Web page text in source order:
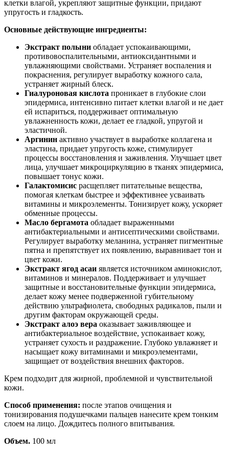
клетки влагой, укрепляют защитные функции, придают
упругость и гладкость.
Основные действующие ингредиенты:
Экстракт полыни обладает успокаивающими,
противовоспалительными, антиоксидантными и
увлажняющими свойствами. Устраняет воспаления и
покраснения, регулирует выработку кожного сала,
устраняет жирный блеск.
Гиалуроновая кислота проникает в глубокие слои
эпидермиса, интенсивно питает клетки влагой и не дает
ей испариться, поддерживает оптимальную
увлажненность кожи, делает ее гладкой, упругой и
эластичной.
Аргинин активно участвует в выработке коллагена и
эластина, придает упругость коже, стимулирует
процессы восстановления и заживления. Улучшает цвет
лица, улучшает микроциркуляцию в тканях эпидермиса,
повышает тонус кожи.
Галактомисис расщепляет питательные вещества,
помогая клеткам быстрее и эффективнее усваивать
витамины и микроэлементы. Тонизирует кожу, ускоряет
обменные процессы.
Масло бергамота обладает выраженными
антибактериальными и антисептическими свойствами.
Регулирует выработку меланина, устраняет пигментные
пятна и препятствует их появлению, выравнивает тон и
цвет кожи.
Экстракт ягод асаи является источником аминокислот,
витаминов и минералов. Поддерживает и улучшает
защитные и восстановительные функции эпидермиса,
делает кожу менее подверженной губительному
действию ультрафиолета, свободных радикалов, пыли и
другим факторам окружающей среды.
Экстракт алоэ вера оказывает заживляющее и
антибактериальное воздействие, успокаивает кожу,
устраняет сухость и раздражение. Глубоко увлажняет и
насыщает кожу витаминами и микроэлементами,
защищает от воздействия внешних факторов.
Крем подходит для жирной, проблемной и чувствительной
кожи.
Способ применения: после этапов очищения и
тонизирования подушечками пальцев нанесите крем тонким
слоем на лицо. Дождитесь полного впитывания.
Объем. 100 мл